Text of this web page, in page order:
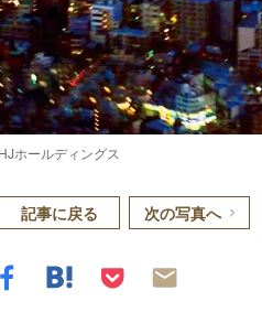
ホールディングス
記事に戻る 次の写真へ